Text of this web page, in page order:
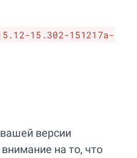
15.302-151217a-
версии
на то, что